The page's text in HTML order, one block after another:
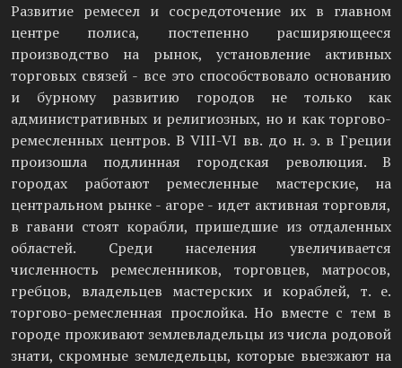
Развитие ремесел и сосредоточение их в главном
центре полиса, постепенно расширяющееся
производство на рынок, установление активных
торговых связей - все это способствовало основанию
и бурному развитию городов не только как
административных и религиозных, но и как торгово-
ремесленных центров. В VIII-VI вв. до н. э. в Греции
произошла подлинная городская революция. В
городах работают ремесленные мастерские, на
центральном рынке - агоре - идет активная торговля,
в гавани стоят корабли, пришедшие из отдаленных
областей. Среди населения увеличивается
численность ремесленников, торговцев, матросов,
гребцов, владельцев мастерских и кораблей, т. е.
торгово-ремесленная прослойка. Но вместе с тем в
городе проживают землевладельцы из числа родовой
знати, скромные земледельцы, которые выезжают на